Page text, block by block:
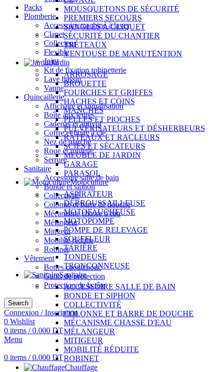
Packs
Plomberie
Accessoire machine à laver
Clapet
Collecteur
Flexible
Joint
Kit de fixation robinetterie
Lave bassin
Vanne
Quincaillerie
Affichage et signalisation
Boîte aux lettres
Cadenas et antivol
Coffre et boîte à clé
Nez de marche
Roue et roulette
Serrure
Sanitaire
Accessoire salle de bain
Bonde et siphon
Collectivité
Colonne et barre de douche
Mécanisme chasse d'eau
Mélangeur
Mitigeur
Mobilité réduite
Robinet
Vêtement
Bottes caoutchouc
Gants de protection
Protection de la tête
Search
Connexion / Inscription
0 Wishlist
0 items / 0.000 DT
Menu
0 items / 0.000 DT
MOUSQUETONS DE SÉCURITÉ
PREMIERS SECOURS
SANGLES À CLIQUET
SÉCURITÉ DU CHANTIER
TRÉTEAUX
VENTOUSE DE MANUTENTION
Jardin
ARROSAGE
BROUETTE
FOURCHES ET GRIFFES
HACHES ET COINS
MANCHES
PELLES ET PIOCHES
PULVÉRISATEURS ET DÉSHERBEURS
RÂTEAUX ET RACLEURS
SCIES ET SÉCATEURS
MEUBLE DE JARDIN
GARAGE
PARASOL
Motoculture
ASPIRATEUR
DÉBROUSSAILLEUSE
MOTOFAUCHEUSE
MOTOPOMPE
POMPE DE RELEVAGE
SOUFFLEUR
TARIÈRE
TONDEUSE
TRONÇONNEUSE
Sanitaire
ACCESSOIRE SALLE DE BAIN
BONDE ET SIPHON
COLLECTIVITÉ
COLONNE ET BARRE DE DOUCHE
MÉCANISME CHASSE D'EAU
MÉLANGEUR
MITIGEUR
MOBILITÉ RÉDUITE
ROBINET
Chauffage